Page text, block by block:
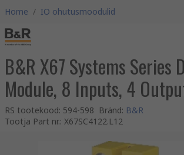
Home / IO ohutusmoodulid
B&R X67 Systems Series
Module, 8 Inputs, 4
RS tootekood: 594-598 Bränd: B&R
Tootja Part nr.: X67SC4122.L12